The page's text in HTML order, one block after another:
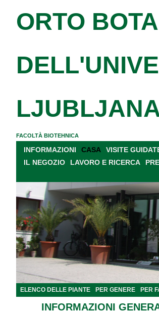
ORTO
FACOLTÀ BIOTEHNICA
INFORMAZIONI CASA VISITE
IL NEGOZIO
LAVORO E RICERCA
ELENCO DELLE PIANTE PER GENERE PER
INFORMAZIONI